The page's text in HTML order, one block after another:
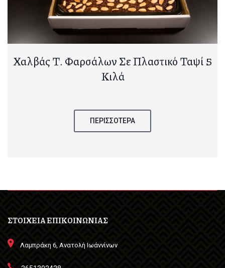
Χαλβάς Τ. Φαρσάλων Σε Πλαστικό Ταψί 5
Κιλά
ΠΕΡΙΣΣΟΤΕΡΑ
ΣΤΟΙΧΕΙΑ ΕΠΙΚΟΙΝΩΝΙΑΣ
Λαμπράκη 6, Ανατολή Ιωάννίνων